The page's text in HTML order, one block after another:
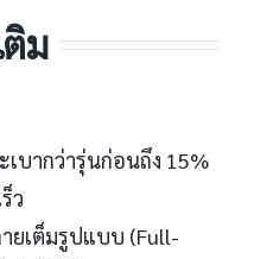
ติม
บากว่ารุ่นก่อนถึง 15%
ว
ยเต็มรูปแบบ (Full-